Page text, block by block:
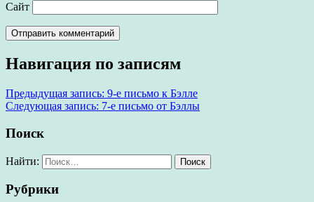
Сайт
Навигация по записям
Предыдущая запись: 9-е письмо к Бэлле
Следующая запись: 7-е письмо от Бэллы
Поиск
Найти:
Рубрики